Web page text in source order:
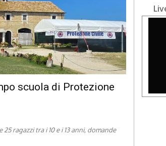
scuola di Protezione
ragazzi tra i 10 e i 13 anni, domande